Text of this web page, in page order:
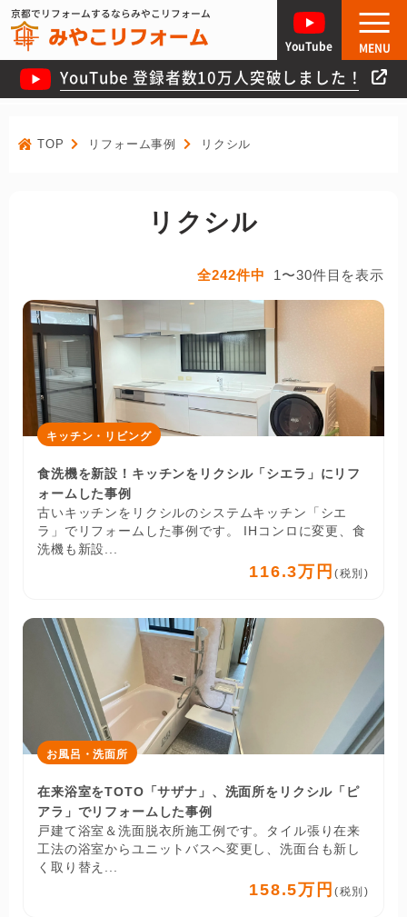
京都でリフォームするならみやこリフォーム
YouTube 登録者数10万人突破しました！
YouTube MENU
TOP リフォーム事例 リクシル
リクシル
全242件中 1〜30件目を表示
キッチン・リビング
食洗機を新設！キッチンをリクシル「シエラ」にリフ
ォームした事例
古いキッチンをリクシルのシステムキッチン「シエ
ラ」でリフォームした事例です。 IHコンロに変更、食
洗機も新設...
116.3万円 (税別)
お風呂・洗面所
在来浴室をTOTO「サザナ」、洗面所をリクシル「ピ
アラ」でリフォームした事例
戸建て浴室＆洗面脱衣所施工例です。タイル張り在来
工法の浴室からユニットバスへ変更し、洗面台も新し
く取り替え...
158.5万円 (税別)